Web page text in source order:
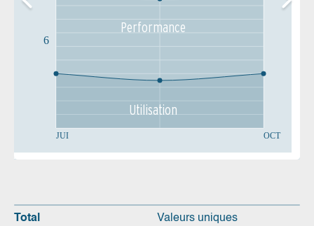
JUI OCT
6
Performance
Utilisation
Total Valeurs uniques